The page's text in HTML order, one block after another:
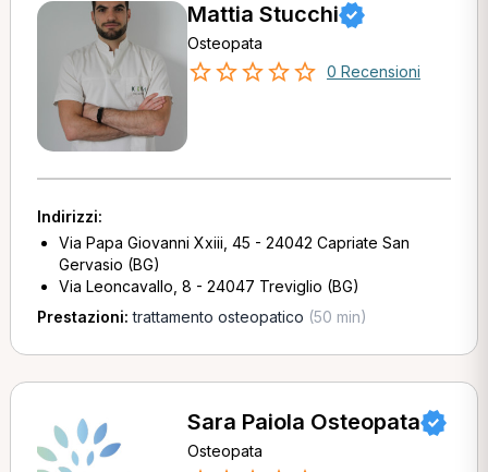
Mattia Stucchi
Osteopata
0 Recensioni
Indirizzi:
Via Papa Giovanni Xxiii, 45 - 24042 Capriate San
Gervasio (BG)
Via Leoncavallo, 8 - 24047 Treviglio (BG)
Prestazioni:trattamento osteopatico (50 min)
Sara Paiola Osteopata
Osteopata